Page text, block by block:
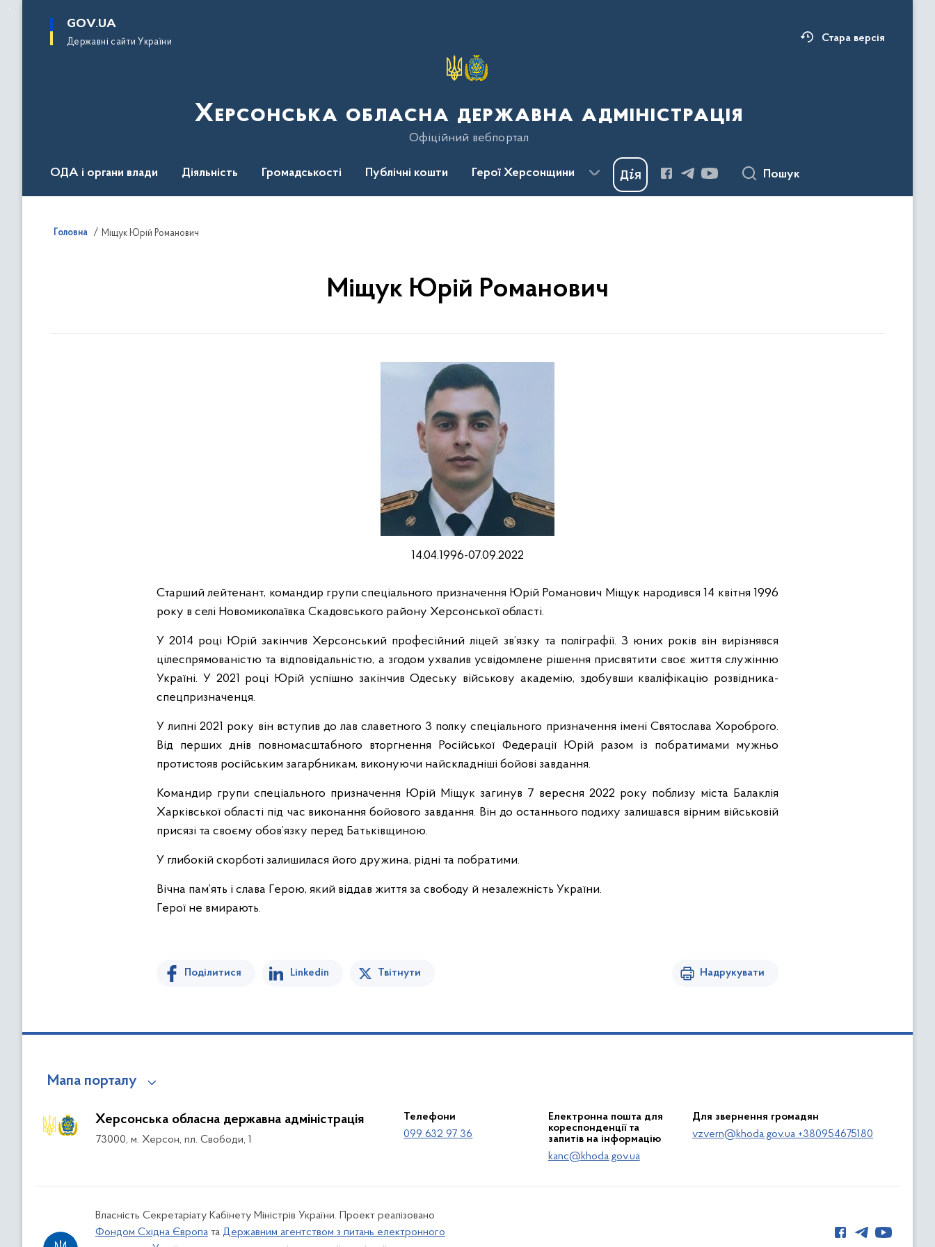
основного
GOV.UA
Державні сайти України Стара версія
Херсонська обласна державна адміністрація
Офіційний вебпортал
ОДА і органи влади Діяльність Громадськості Публічні кошти Герої Херсонщини Пошук
Головна Міщук Юрій Романович
Міщук Юрій Романович
14.04.1996-07.09.2022
Старший лейтенант, командир групи спеціального призначення Юрій Романович Міщук народився 14 квітня 1996
року в селі Новомиколаївка Скадовського району Херсонської області.
У 2014 році Юрій закінчив Херсонський професійний ліцей зв’язку та поліграфії. З юних років він вирізнявся
цілеспрямованістю та відповідальністю, а згодом ухвалив усвідомлене рішення присвятити своє життя служінню
Україні. У 2021 році Юрій успішно закінчив Одеську військову академію, здобувши кваліфікацію розвідника-
спецпризначенця.
У липні 2021 року він вступив до лав славетного 3 полку спеціального призначення імені Святослава Хороброго.
Від перших днів повномасштабного вторгнення Російської Федерації Юрій разом із побратимами мужньо
протистояв російським загарбникам, виконуючи найскладніші бойові завдання.
Командир групи спеціального призначення Юрій Міщук загинув 7 вересня 2022 року поблизу міста Балаклія
Харківської області під час виконання бойового завдання. Він до останнього подиху залишався вірним військовій
присязі та своєму обов’язку перед Батьківщиною.
У глибокій скорботі залишилася його дружина, рідні та побратими.
Вічна пам’ять і слава Герою, який віддав життя за свободу й незалежність України.
Герої не вмирають.
Поділитися Linkedin Твітнути Надрукувати
Мапа порталу
Херсонська обласна державна адміністрація
73000, м. Херсон, пл. Свободи, 1
Телефони
099 632 97 36
Електронна пошта для
кореспонденції та
запитів на інформацію
kanc@khoda.gov.ua
Для звернення громадян
vzvern@khoda.gov.ua +380954675180
Власність Секретаріату Кабінету Міністрів України. Проект реалізовано
Фондом Східна Європа та Державним агентством з питань електронного